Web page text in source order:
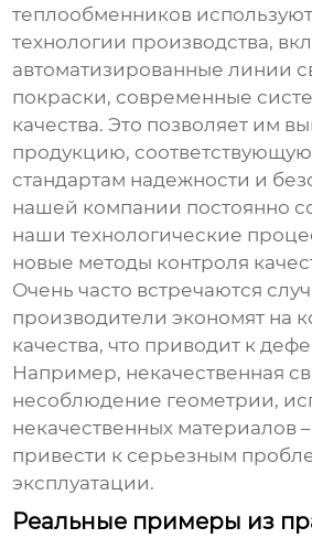
теплообменников
технологии производства,
автоматизированные линии
покраски, современные
качества. Это позволяет им
продукцию,
стандартам надежности и
нашей компании постоянно
наши технологические
новые методы контроля
Очень часто встречаются
производители экономят на
качества, что приводит к
Например, некачественная
несоблюдение геометрии,
некачественных материалов
привести к серьезным
эксплуатации.
Реальные примеры из